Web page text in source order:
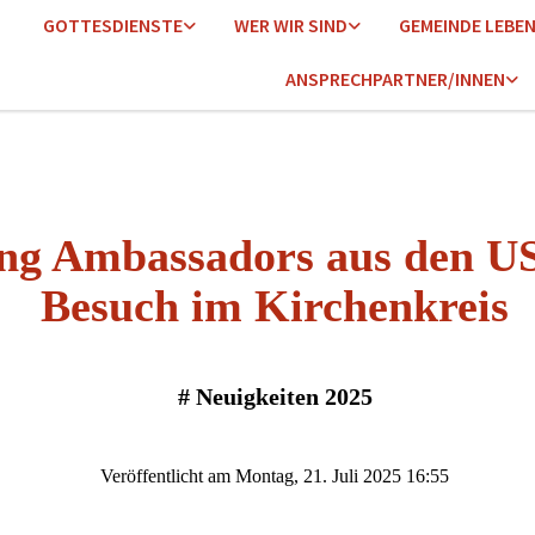
GOTTESDIENSTE WER WIR SIND GEMEINDE LEBEN
ANSPRECHPARTNER/INNEN
Ambassadors aus den
Besuch im Kirchenkreis
# Neuigkeiten 2025
Veröffentlicht am Montag, 21. Juli 2025 16:55